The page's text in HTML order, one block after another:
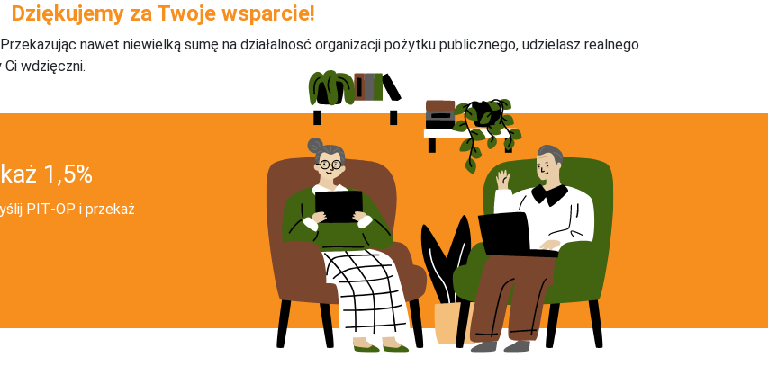
Dziękujemy za Twoje wsparcie!
nawet niewielką sumę na działalnosć organizacji pożytku publicznego, udzielasz realnego
wdzięczni.
1,5%
PIT‑OP i przekaż